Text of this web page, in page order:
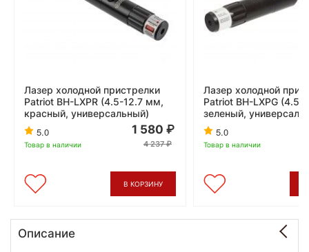
Лазер холодной пристрелки
Patriot BH-LXPR (4.5-12.7 мм,
красный, универсальный)
5.0
Товар в наличии
1 580
4 237
В КОРЗИНУ
Лазер холодной
Patriot BH-LXPG (4.5-
зеленый,
5.0
Товар в наличии
Описание